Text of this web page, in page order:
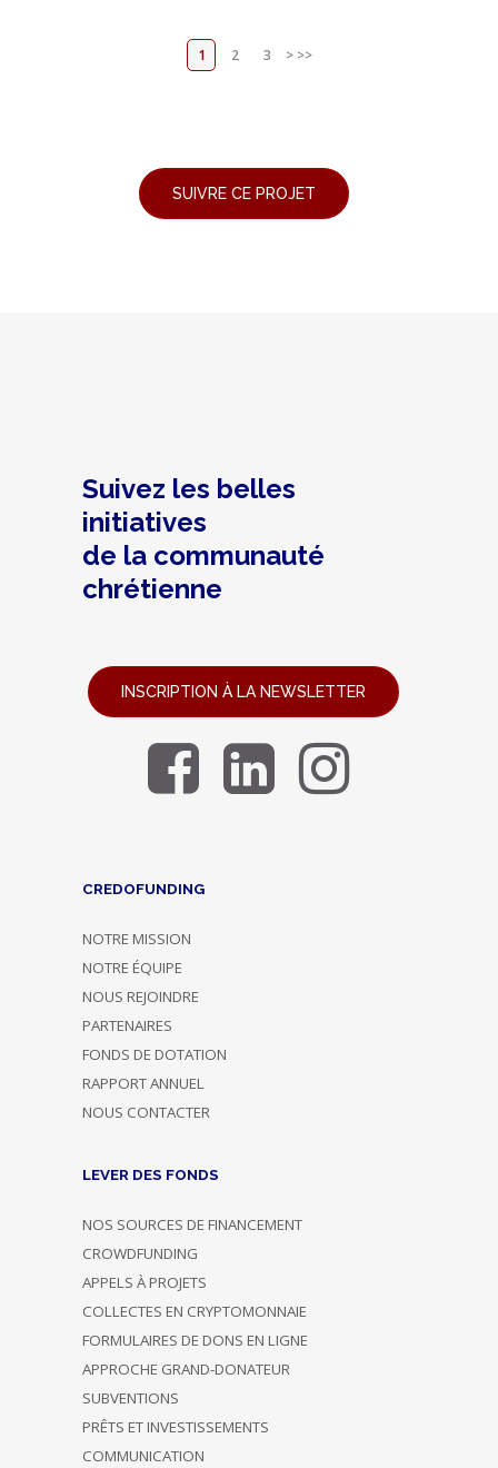
1 2 3 > >>
Suivez les belles
initiatives
de la communauté
chrétienne
INSCRIPTION À LA NEWSLETTER
CREDOFUNDING
NOTRE MISSION
NOTRE ÉQUIPE
NOUS REJOINDRE
PARTENAIRES
FONDS DE DOTATION
RAPPORT ANNUEL
NOUS CONTACTER
LEVER DES FONDS
NOS SOURCES DE FINANCEMENT
CROWDFUNDING
APPELS À PROJETS
COLLECTES EN CRYPTOMONNAIE
FORMULAIRES DE DONS EN LIGNE
APPROCHE GRAND-DONATEUR
SUBVENTIONS
PRÊTS ET INVESTISSEMENTS
COMMUNICATION